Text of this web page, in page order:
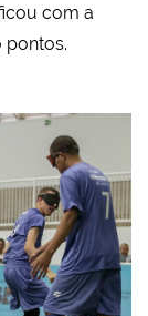
com a
pontos.